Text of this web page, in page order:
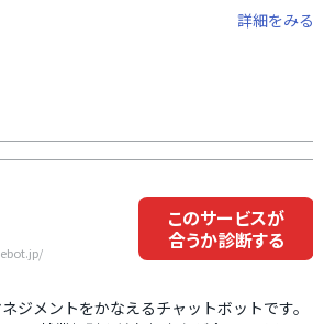
ケーションも可能。さらに、人材・不動
のLINEコンサルタントが、シナリオ設計か
トします。
詳細をみる
このサービスが
合うか診断する
メントをかなえるチャットボットです。